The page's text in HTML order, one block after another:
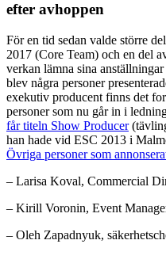
efter avhoppen
För en tid sedan valde större
2017 (Core Team) och en del
verkan lämna sina
blev några personer
exekutiv producent finns det
personer som nu går in i
får titeln Show Producer
han hade vid ESC 2013 i
Övriga personer som
– Larisa Koval, Commercial
– Kirill Voronin, Event
– Oleh Zapadnyuk,